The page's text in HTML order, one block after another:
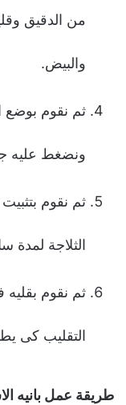
من الدقیق
والبیض.
ثم نقوم بوضع
ونضغط علیه
ثم نقوم
الثلاجة لمدة
ثم نقوم
التقلیب كى
طريقة عمل بانيه